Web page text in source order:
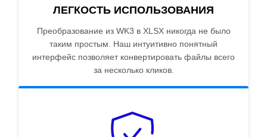
ЛЕГКОСТЬ ИСПОЛЬЗОВАНИЯ
Преобразование из WK3 в XLSX никогда не было
таким простым. Наш интуитивно понятный
интерфейс позволяет конвертировать файлы всего
за несколько кликов.